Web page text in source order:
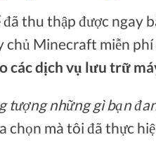
đã thu thập được ngay
chủ Minecraft miễn
các dịch vụ lưu trữ
tượng những gì bạn
chọn mà tôi đã thực